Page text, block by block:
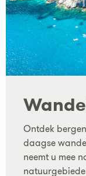
Ontdek
daagse
neemt u mee